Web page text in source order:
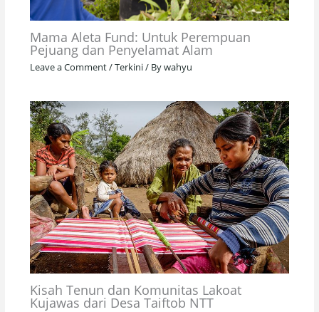
Mama Aleta Fund: Untuk Perempuan
Pejuang dan Penyelamat Alam
Leave a Comment/Terkini/ Bywahyu
Kisah Tenun dan Komunitas Lakoat
Kujawas dari Desa Taiftob NTT